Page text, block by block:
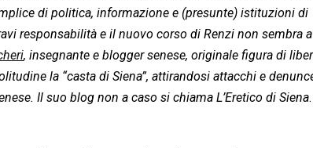
di politica, informazione e (presunte) istituzioni di
responsabilità e il nuovo corso di Renzi non sembra
, insegnante e blogger senese, originale figura di
la “casta di Siena”, attirandosi attacchi e
Il suo blog non a caso si chiama L’Eretico di Siena.